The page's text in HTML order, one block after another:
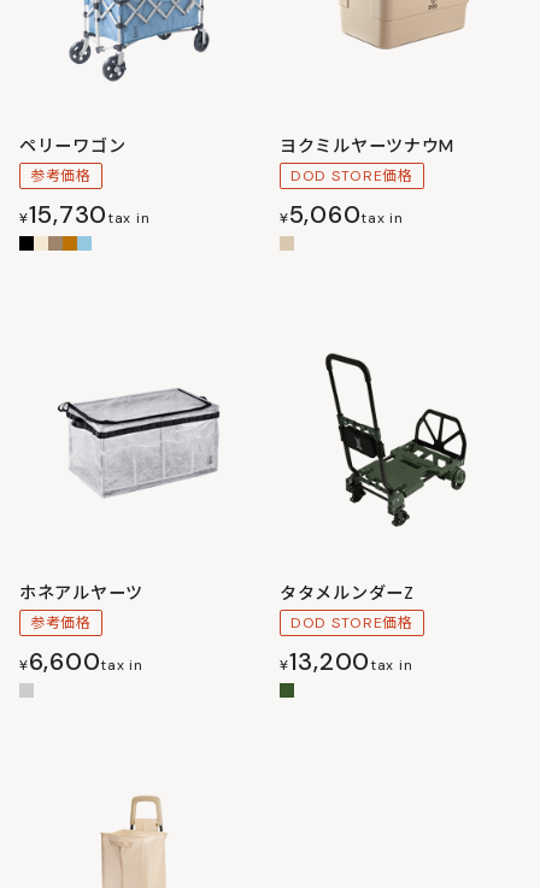
ペリーワゴン
参考価格
¥15,730tax in
ヨクミルヤーツナウM
DOD STORE価格
¥5,060tax in
ホネアルヤーツ
参考価格
¥6,600tax in
タタメルンダーZ
DOD STORE価格
¥13,200tax in